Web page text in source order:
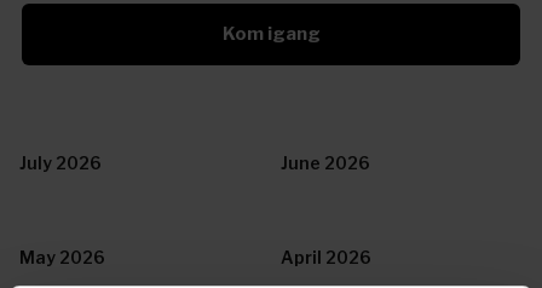
Kom igang
July 2026 June 2026
May 2026 April 2026